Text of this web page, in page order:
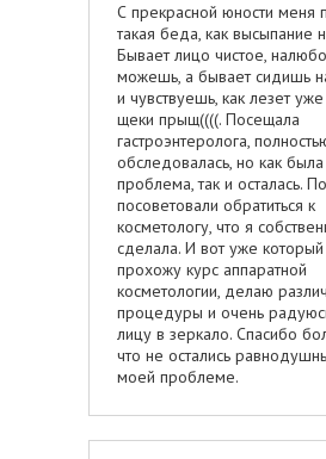
меня. Сразу перешел к
как можно подправить.
способе и о
периоде. Большое спасибо
ценный вклад в изменение
внешности и поднятие моей
самооценки!
С прекрасной юности меня
такая беда, как высыпание
Бывает лицо чистое,
можешь, а бывает сидишь
и чувствуешь, как лезет
щеки прыщ((((. Посещала
гастроэнтеролога,
обследовалась, но как была
проблема, так и осталась.
посоветовали обратиться к
косметологу, что я
сделала. И вот уже который
прохожу курс аппаратной
косметологии, делаю
процедуры и очень
лицу в зеркало. Спасибо
что не остались
моей проблеме.